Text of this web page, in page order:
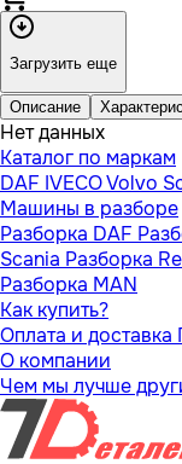
Загрузить еще
Описание
Нет данных
Каталог по маркам
DAF IVECOVolvo
Машины в разборе
Разборка DAF
Scania Разборка
Разборка MAN
Как купить?
Оплата и доставка
О компании
Чем мы лучше